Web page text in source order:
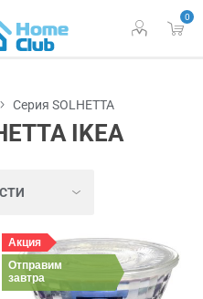
0
Серия SOLHETTA
IKEA
Акция
Отправим
завтра